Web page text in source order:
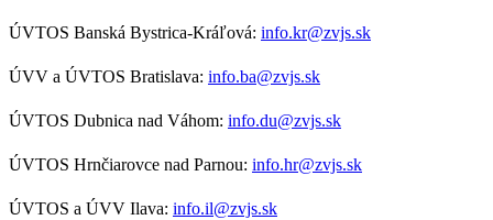
ÚVTOS Banská Bystrica-Kráľová: info.kr@zvjs.sk
ÚVV a ÚVTOS Bratislava: info.ba@zvjs.sk
ÚVTOS Dubnica nad Váhom: info.du@zvjs.sk
ÚVTOS Hrnčiarovce nad Parnou: info.hr@zvjs.sk
ÚVTOS a ÚVV Ilava: info.il@zvjs.sk